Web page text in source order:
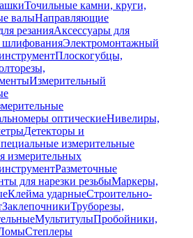
Точильные камни, круги,
валыНаправляющие
резанияАксессуары для
шлифованияЭлектромонтажный
Плоскогубцы,
Измерительный
оптическиеНивелиры,
Детекторы и
измерительные
измерительных
Разметочные
для нарезки резьбыМаркеры,
Клейма ударныеСтроительно-
ЗаклепочникиТруборезы,
МультитулыПробойники,
Степлеры